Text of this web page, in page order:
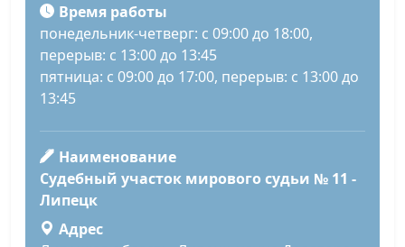
Время работы
понедельник-четверг: с 09:00 до 18:00,
перерыв: с 13:00 до 13:45
пятница: с 09:00 до 17:00, перерыв: с 13:00 до
13:45
Наименование
Судебный участок мирового судьи № 11 -
Липецк
Адрес